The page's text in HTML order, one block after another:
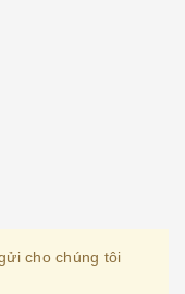
cho chúng tôi